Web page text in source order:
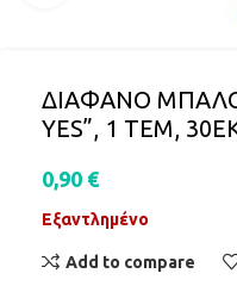
ΔΙΑΦΑΝΟ
YES”, 1 ΤΕΜ,
0,90 €
Εξαντλημένο
Add to compare